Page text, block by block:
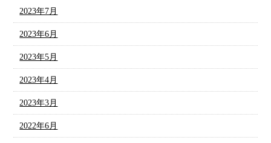
2023年7月
2023年6月
2023年5月
2023年4月
2023年3月
2022年6月